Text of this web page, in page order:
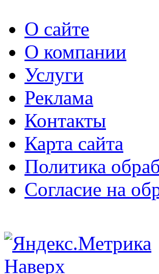
О сайте
О компании
Услуги
Реклама
Контакты
Карта сайта
Политика
Согласие на
Наверх